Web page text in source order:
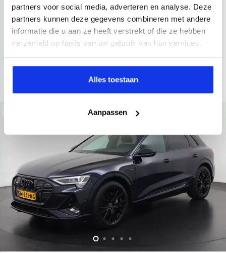
partners voor social media, adverteren en analyse. Deze
partners kunnen deze gegevens combineren met andere
informatie die u aan ze heeft verstrekt of die ze hebben
verzameld op basis van uw gebruik van hun services.
Alles toestaan
Aanpassen
34.998 km 437 km actieradius
Elektrisch
electronic climate controle
elektrisch glazen panorama-dak
Kopen
36.895,-
Private lease
793,- p.m.